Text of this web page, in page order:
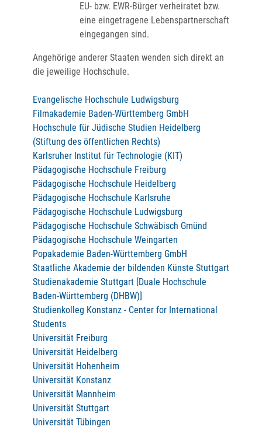
EU- bzw. EWR-Bürger verheiratet bzw.
eine eingetragene Lebenspartnerschaft
eingegangen sind.
Angehörige anderer Staaten wenden sich direkt an
die jeweilige Hochschule.
Evangelische Hochschule Ludwigsburg
Filmakademie Baden-Württemberg GmbH
Hochschule für Jüdische Studien Heidelberg
(Stiftung des öffentlichen Rechts)
Karlsruher Institut für Technologie (KIT)
Pädagogische Hochschule Freiburg
Pädagogische Hochschule Heidelberg
Pädagogische Hochschule Karlsruhe
Pädagogische Hochschule Ludwigsburg
Pädagogische Hochschule Schwäbisch Gmünd
Pädagogische Hochschule Weingarten
Popakademie Baden-Württemberg GmbH
Staatliche Akademie der bildenden Künste Stuttgart
Studienakademie Stuttgart [Duale Hochschule
Baden-Württemberg (DHBW)]
Studienkolleg Konstanz - Center for International
Students
Universität Freiburg
Universität Heidelberg
Universität Hohenheim
Universität Konstanz
Universität Mannheim
Universität Stuttgart
Universität Tübingen